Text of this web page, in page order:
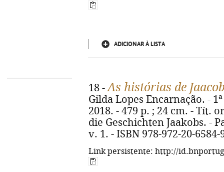
ADICIONAR À LISTA
18 -As histórias de
Gilda Lopes Encarnação. -
2018. - 479 p. ; 24 cm. - Tít.
die Geschichten Jaakobs. -
v. 1. - ISBN 978-972-20-6584-
Link persistente: http://